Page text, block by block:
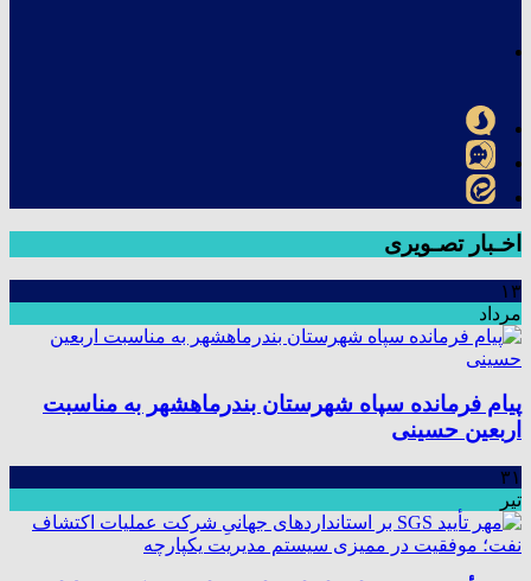
اخـبار تصـویری
۱۳
مرداد
پیام فرمانده سپاه شهرستان بندرماهشهر به مناسبت
اربعین حسینی
۳۱
تیر